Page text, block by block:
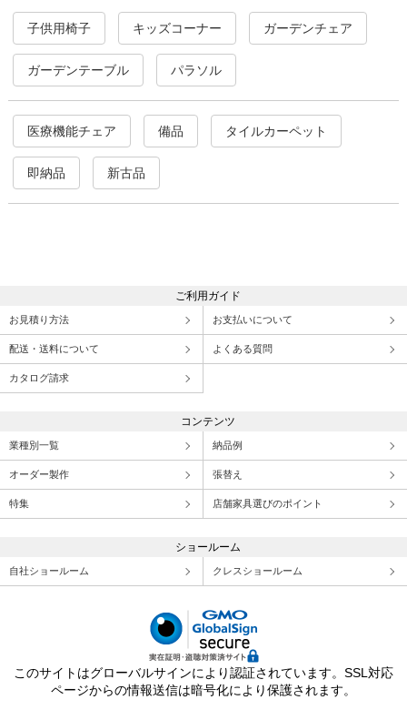
子供用椅子 キッズコーナー ガーデンチェア
ガーデンテーブル パラソル
医療機能チェア 備品 タイルカーペット
即納品 新古品
ご利用ガイド
お見積り方法 お支払いについて
配送・送料について よくある質問
カタログ請求
コンテンツ
業種別一覧 納品例
オーダー製作 張替え
特集 店舗家具選びのポイント
ショールーム
自社ショールーム クレスショールーム
このサイトはグローバルサインにより認証されています。SSL対応
ページからの情報送信は暗号化により保護されます。